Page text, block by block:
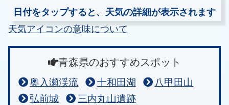
日付をタップすると、天気の詳細が表示されます
天気アイコンの意味について
青森県のおすすめスポット
奥入瀬渓流 十和田湖
八甲田山
弘前城
三内丸山遺跡